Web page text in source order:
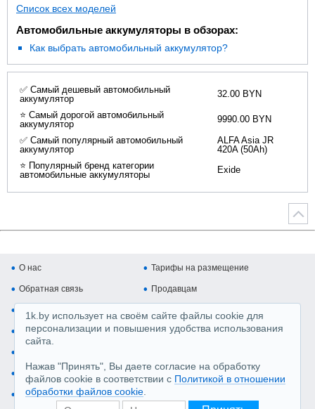
Список всех моделей
Автомобильные аккумуляторы в обзорах:
Как выбрать автомобильный аккумулятор?
✅ Самый дешевый автомобильный
аккумулятор
32.00 BYN
⭐ Самый дорогой автомобильный
аккумулятор
9990.00 BYN
✅ Самый популярный автомобильный
аккумулятор
ALFA Asia JR
420A (50Ah)
⭐ Популярный бренд категории
автомобильные аккумуляторы
Exide
1k.by использует на своём сайте файлы cookie для
персонализации и повышения удобства использования
сайта.
Нажав "Принять", Вы даете согласие на обработку
файлов cookie в соответствии с Политикой в отношении
обработки файлов cookie
О нас Тарифы на размещение
Обратная связь Продавцам
Карта сайта Медийная реклама
Пользовательское соглашение, Политика обработки перс.данных
Настройка cookie